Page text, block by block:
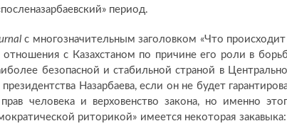
период.
с многозначительным заголовком «Что происходит
отношения с Казахстаном по причине его роли в
безопасной и стабильной страной в
Назарбаева, если он не будет
человека и верховенство закона, но именно
риторикой» имеется некоторая